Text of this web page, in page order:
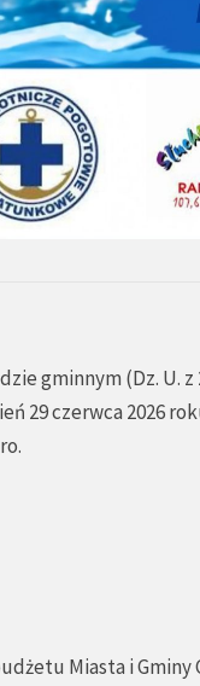
gminnym (Dz. U. z
29 czerwca 2026
Miasta i Gminy